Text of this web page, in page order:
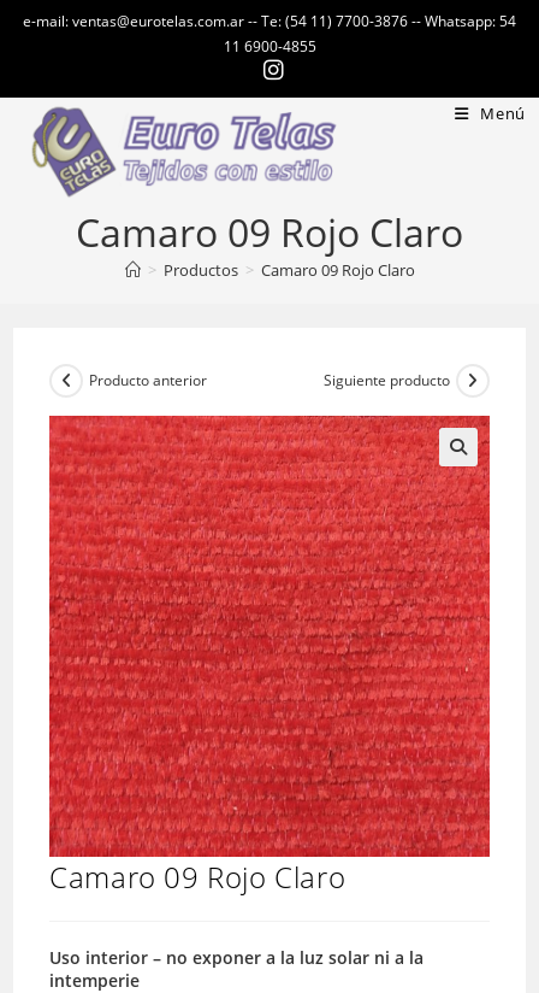
e-mail: ventas@eurotelas.com.ar -- Te: (54 11) 7700-3876 -- Whatsapp: 54
11 6900-4855
Menú
Camaro 09 Rojo Claro
> Productos > Camaro 09 Rojo Claro
Producto anterior Siguiente producto
Camaro 09 Rojo Claro
Uso interior – no exponer a la luz solar ni a la
intemperie